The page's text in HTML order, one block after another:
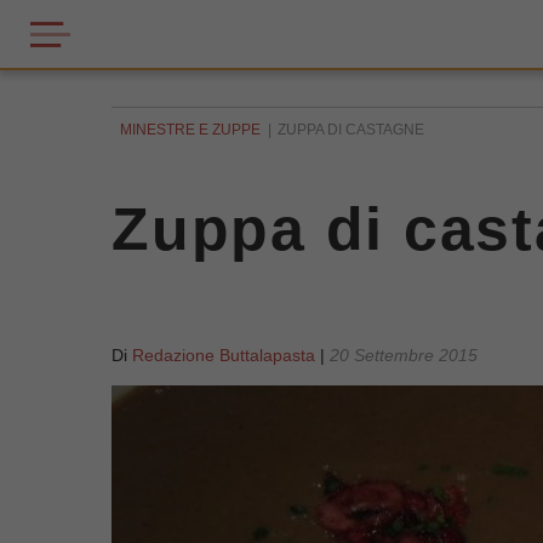
MINESTRE E ZUPPE ZUPPA DI CASTAGNE
Zuppa di
Di Redazione Buttalapasta | 20 Settembre 2015